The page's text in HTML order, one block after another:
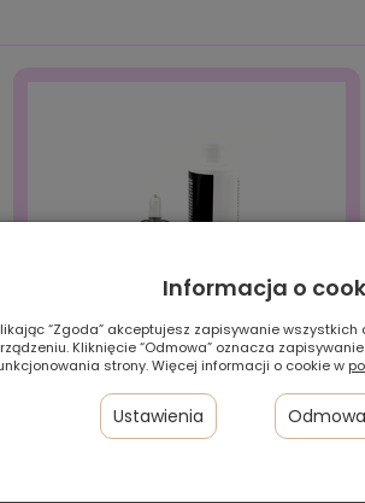
Zestaw HIT! (szampon+serum)
Informacja o
“Zgoda” akceptujesz zapisywanie
Kliknięcie “Odmowa” oznacza
strony. Więcej informacji o cookie w
Ustawienia Odmowa